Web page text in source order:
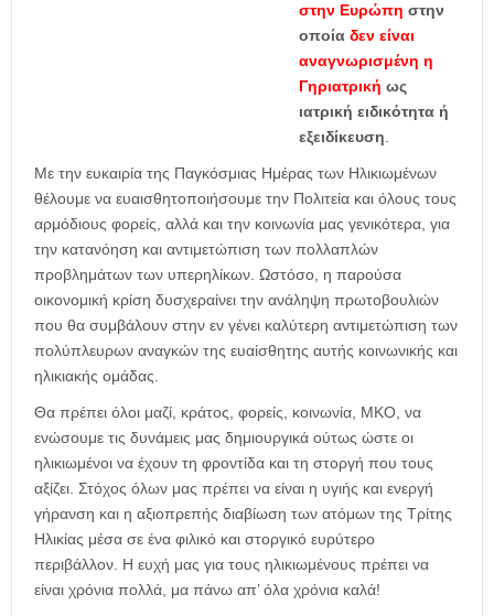
στην Ευρώπη στην
οποία δεν είναι
αναγνωρισμένη η
Γηριατρική ως
ιατρική ειδικότητα ή
εξειδίκευση.
Με την ευκαιρία της Παγκόσμιας Ημέρας των Ηλικιωμένων
θέλουμε να ευαισθητοποιήσουμε την Πολιτεία και όλους τους
αρμόδιους φορείς, αλλά και την κοινωνία μας γενικότερα, για
την κατανόηση και αντιμετώπιση των πολλαπλών
προβλημάτων των υπερηλίκων. Ωστόσο, η παρούσα
οικονομική κρίση δυσχεραίνει την ανάληψη πρωτοβουλιών
που θα συμβάλουν στην εν γένει καλύτερη αντιμετώπιση των
πολύπλευρων αναγκών της ευαίσθητης αυτής κοινωνικής και
ηλικιακής ομάδας.
Θα πρέπει όλοι μαζί, κράτος, φορείς, κοινωνία, ΜΚΟ, να
ενώσουμε τις δυνάμεις μας δημιουργικά ούτως ώστε οι
ηλικιωμένοι να έχουν τη φροντίδα και τη στοργή που τους
αξίζει. Στόχος όλων μας πρέπει να είναι η υγιής και ενεργή
γήρανση και η αξιοπρεπής διαβίωση των ατόμων της Τρίτης
Ηλικίας μέσα σε ένα φιλικό και στοργικό ευρύτερο
περιβάλλον. Η ευχή μας για τους ηλικιωμένους πρέπει να
είναι χρόνια πολλά, μα πάνω απ’ όλα χρόνια καλά!